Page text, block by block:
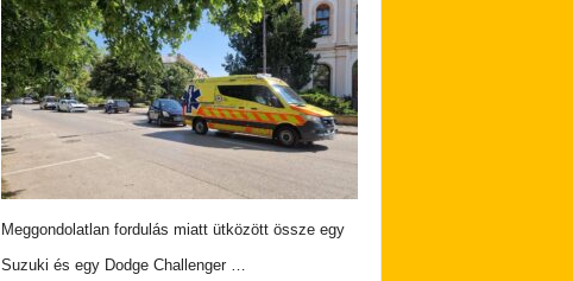
Meggondolatlan fordulás miatt ütközött össze egy
Suzuki és egy Dodge Challenger …